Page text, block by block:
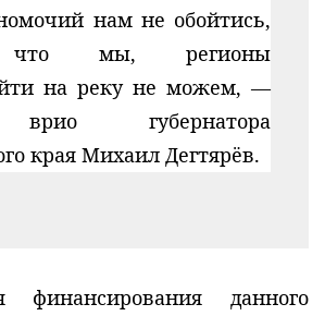
нам не обойтись,
что мы, регионы
на реку не можем, —
губернатора
края Михаил Дегтярёв.
финансирования данного